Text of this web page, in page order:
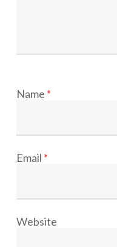
Name *
Email *
Website